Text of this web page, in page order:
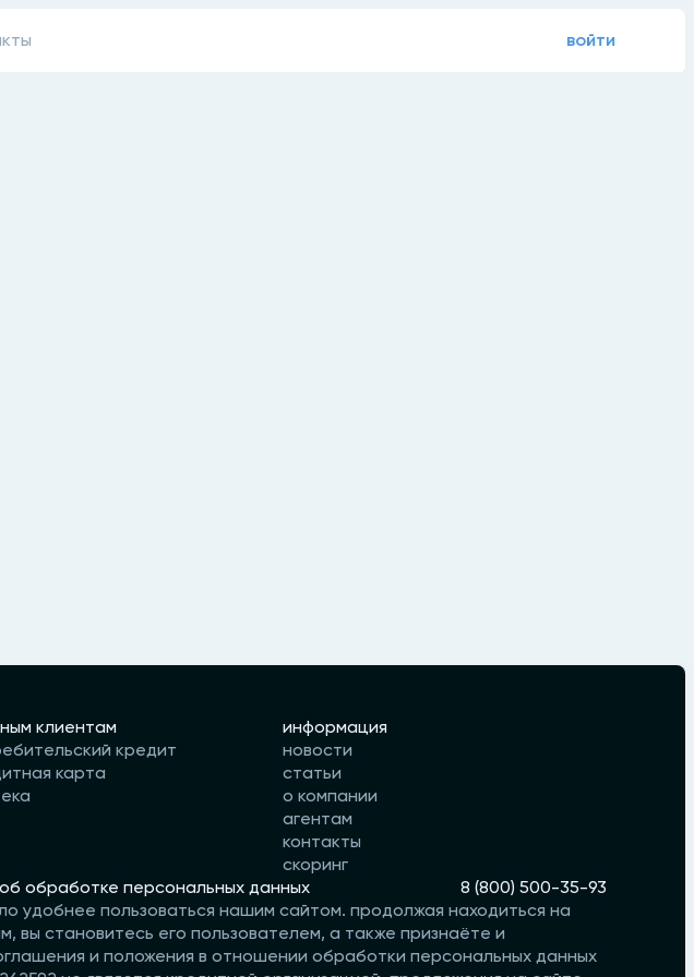
войти
клиентам
кредит
карта
информация
новости
статьи
о компании
агентам
контакты
скоринг
обработке персональных данных
8 (800) 500-35-93
удобнее пользоваться нашим сайтом. продолжая находиться на
вы становитесь его пользователем, а также признаёте и
и положения в отношении обработки персональных данных